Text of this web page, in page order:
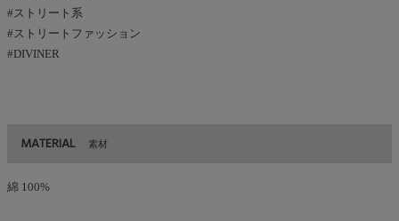
#ストリート系
#ストリートファッション
#DIVINER
MATERIAL 素材
綿 100%